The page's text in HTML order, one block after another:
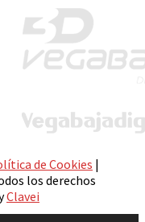
de Cookies |
los derechos
Clavei